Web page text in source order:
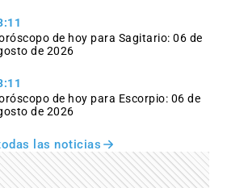
de hoy para Sagitario: 06 de
de 2026
de hoy para Escorpio: 06 de
de 2026
las noticias